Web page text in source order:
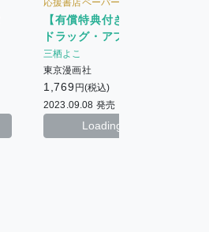
応援書店ペーパー + 【有償特
典】描き下ろしミニキャラア
クリルスタンド
【有償特典付き】ラブ
ドラッグ・アフターサ
ービス
三栖よこ
東京漫画社
1,769 円(税込)
2023.09.08 発売
Loading...